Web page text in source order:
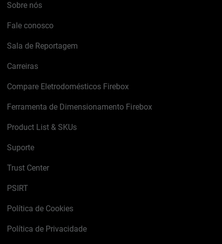
Sobre nós
Fale conosco
Sala de Reportagem
Carreiras
Compare Eletrodomésticos Firebox
Ferramenta de Dimensionamento Firebox
Product List & SKUs
Suporte
Trust Center
PSIRT
Política de Cookies
Política de Privacidade